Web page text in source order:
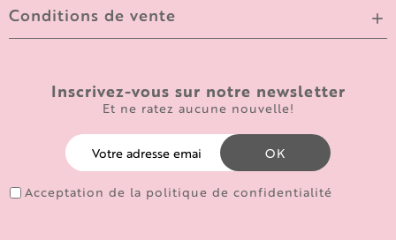
Conditions de vente 
Inscrivez-vous sur notre newsletter
Et ne ratez aucune nouvelle!
Acceptation de la politique de confidentialité